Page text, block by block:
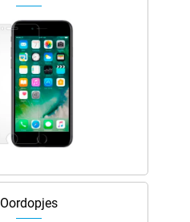
Oordopjes